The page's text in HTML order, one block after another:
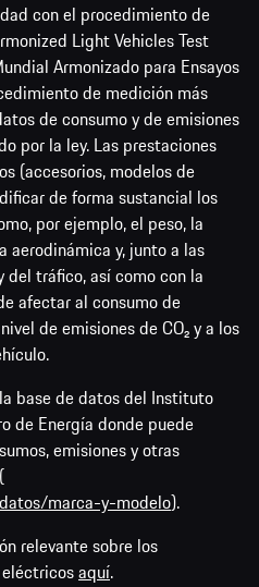
con el procedimiento de
Light Vehicles Test
Armonizado para Ensayos
de medición más
de consumo y de emisiones
por la ley. Las prestaciones
(accesorios, modelos de
de forma sustancial los
por ejemplo, el peso, la
aerodinámica y, junto a las
tráfico, así como con la
afectar al consumo de
de emisiones de CO₂ y a los
base de datos del Instituto
de Energía donde puede
emisiones y otras
marca-y-modelo).
relevante sobre los
aquí.